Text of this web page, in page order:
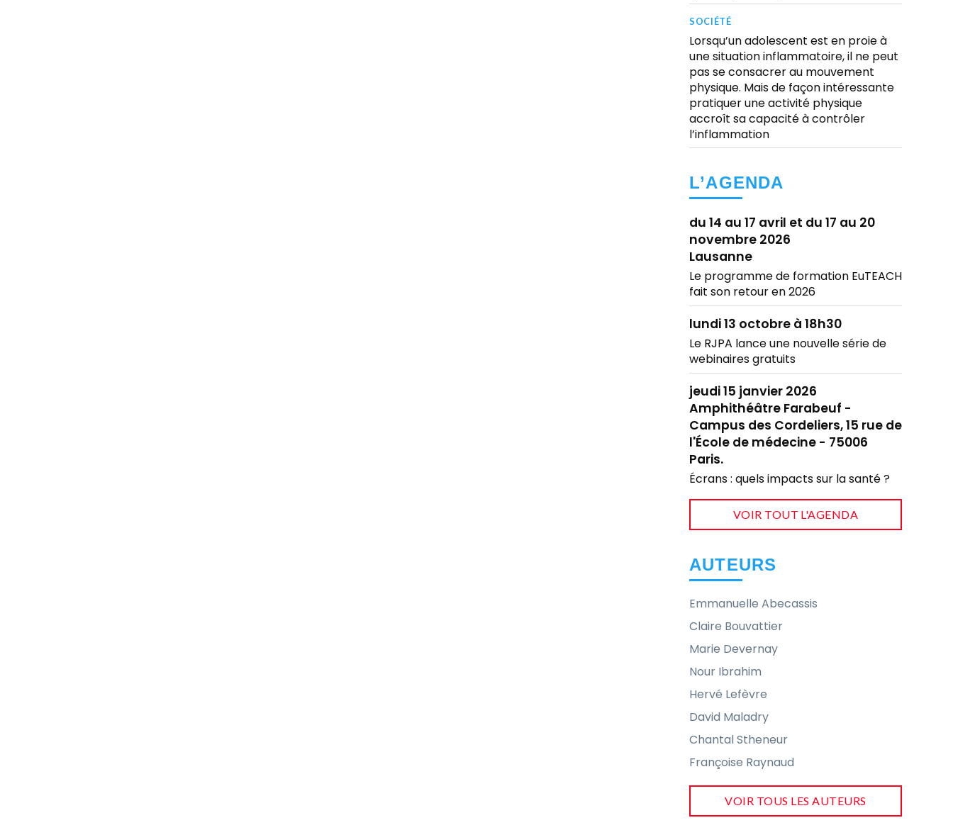
SOCIÉTÉ
Lorsqu’un adolescent est en proie à
une situation inflammatoire, il ne peut
pas se consacrer au mouvement
physique. Mais de façon intéressante
pratiquer une activité physique
accroît sa capacité à contrôler
l’inflammation
L’AGENDA
du 14 au 17 avril et du 17 au 20
novembre 2026
Lausanne
Le programme de formation EuTEACH
fait son retour en 2026
lundi 13 octobre à 18h30
Le RJPA lance une nouvelle série de
webinaires gratuits
jeudi 15 janvier 2026
Amphithéâtre Farabeuf -
Campus des Cordeliers, 15 rue de
l'École de médecine - 75006
Paris.
Écrans : quels impacts sur la santé ?
VOIR TOUT L'AGENDA
AUTEURS
Emmanuelle Abecassis
Claire Bouvattier
Marie Devernay
Nour Ibrahim
Hervé Lefèvre
David Maladry
Chantal Stheneur
Françoise Raynaud
VOIR TOUS LES AUTEURS